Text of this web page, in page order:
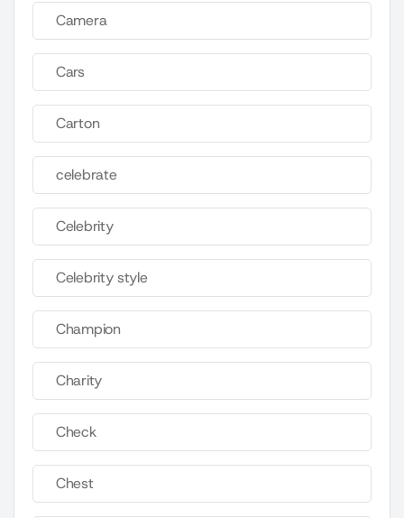
Camera
Cars
Carton
celebrate
Celebrity
Celebrity style
Champion
Charity
Check
Chest